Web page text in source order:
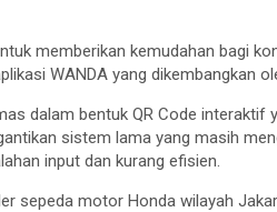
memberikan kemudahan bagi
WANDA yang dikembangkan
dalam bentuk QR Code interaktif
sistem lama yang masih
input dan kurang efisien.
sepeda motor Honda wilayah